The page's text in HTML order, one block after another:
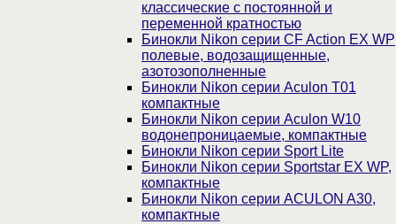
классические с постоянной и
переменной кратностью
Бинокли Nikon серии СF Action EX WP
полевые, водозащищенные,
азотозополненные
Бинокли Nikon серии Aculon T01
компактные
Бинокли Nikon серии Aculon W10
водонепроницаемые, компактные
Бинокли Nikon серии Sport Lite
Бинокли Nikon серии Sportstar EX WP,
компактные
Бинокли Nikon серии ACULON A30,
компактные